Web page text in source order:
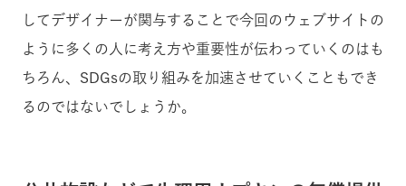
してデザイナーが関与することで今回のウェブサイトの
ように多くの人に考え方や重要性が伝わっていくのはも
ちろん、SDGsの取り組みを加速させていくこともでき
るのではないでしょうか。